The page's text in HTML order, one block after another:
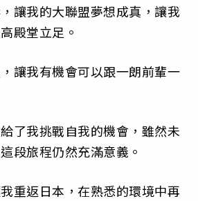
讓我的大聯盟夢想成真，讓我
殿堂立足。
讓我有機會可以跟一朗前輩一
了我挑戰自我的機會，雖然未
段旅程仍然充滿意義。
重返日本，在熟悉的環境中再